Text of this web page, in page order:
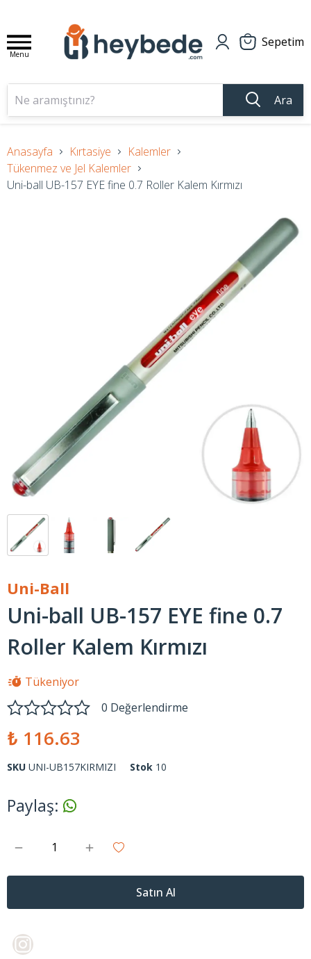
Menu
Sepetim
Ara
Anasayfa Kırtasiye
Kalemler
Tükenmez ve Jel Kalemler
Uni-ball UB-157 EYE fine 0.7 Roller Kalem Kırmızı
Uni-Ball
Uni-ball UB-157 EYE fine 0.7
Roller Kalem Kırmızı
Tükeniyor
0 Değerlendirme
₺ 116.63
SKU UNI-UB157KIRMIZI Stok 10
Paylaş:
Satın Al